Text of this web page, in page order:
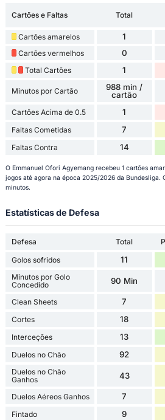
Cartões e Faltas Total
Cartões amarelos 1
Cartões vermelhos 0
Total Cartões 1
Minutos por Cartão
988 min /
cartão
Cartões Acima de 0.5 1
Faltas Cometidas 7
Faltas Contra 14
O Emmanuel Ofori Agyemang recebeu 1 cartões
jogos até agora na época 2025/2026 da Bundesliga.
minutos.
Estatísticas de Defesa
Defesa Total
Golos sofridos
11
Minutos por Golo
Concedido
90 Min
Clean Sheets 7
Cortes 18
Interceções 13
Duelos no Chão 92
Duelos no Chão
Ganhos
43
Duelos Aéreos Ganhos 7
Fintado 9